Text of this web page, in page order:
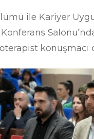
ile Kariyer
konuşmacı